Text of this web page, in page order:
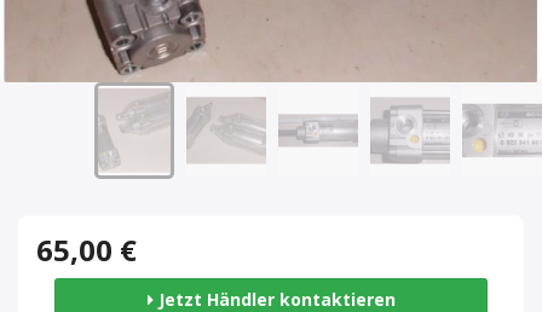
65,00 €
Jetzt Händler kontaktieren